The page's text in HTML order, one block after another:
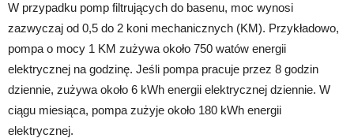
W przypadku pomp filtrujących do basenu, moc wynosi
zazwyczaj od 0,5 do 2 koni mechanicznych (KM). Przykładowo,
pompa o mocy 1 KM zużywa około 750 watów energii
elektrycznej na godzinę. Jeśli pompa pracuje przez 8 godzin
dziennie, zużywa około 6 kWh energii elektrycznej dziennie. W
ciągu miesiąca, pompa zużyje około 180 kWh energii
elektrycznej.